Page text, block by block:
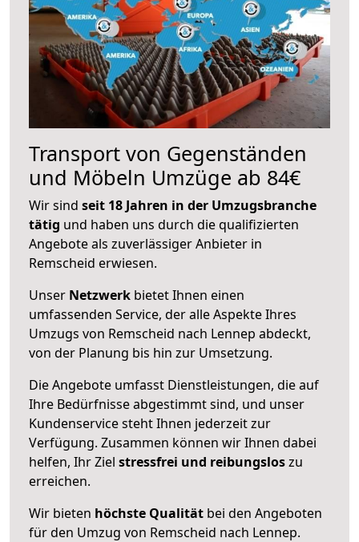
Transport von Gegenständen
und Möbeln Umzüge ab 84€
Wir sind seit 18 Jahren in der Umzugsbranche
tätig und haben uns durch die qualifizierten
Angebote als zuverlässiger Anbieter in
Remscheid erwiesen.
Unser Netzwerk bietet Ihnen einen
umfassenden Service, der alle Aspekte Ihres
Umzugs von Remscheid nach Lennep abdeckt,
von der Planung bis hin zur Umsetzung.
Die Angebote umfasst Dienstleistungen, die auf
Ihre Bedürfnisse abgestimmt sind, und unser
Kundenservice steht Ihnen jederzeit zur
Verfügung. Zusammen können wir Ihnen dabei
helfen, Ihr Ziel stressfrei und reibungsloszu
erreichen.
Wir bieten höchste Qualität bei den Angeboten
für den Umzug von Remscheid nach Lennep.